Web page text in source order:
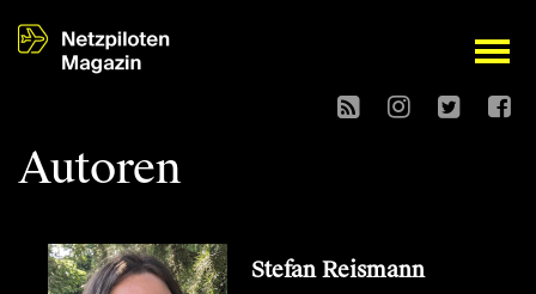
open
Autoren
Stefan Reismann